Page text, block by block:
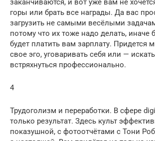
заканчиваются, и вот уже вам не
горы или брать все награды. Да вас
загрузить не самыми весёлыми
потому что их тоже надо делать, иначе
будет платить вам зарплату. Придется
свое эго, уговаривать себя или —
встряхнуться профессионально.
4
Трудоголизм и переработки. В сфере
только результат. Здесь культ
показушной, с фотоотчётами с Тони